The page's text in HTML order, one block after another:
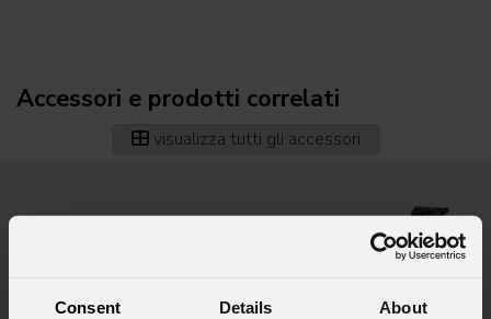
Consent Details About
Accessori e prodotti correlati
visualizza tutti gli accessori